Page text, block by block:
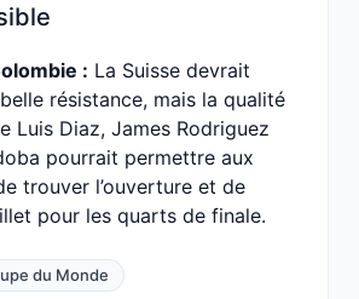
: La Suisse devrait
résistance, mais la qualité
Luis Diaz, James Rodriguez
pourrait permettre aux
trouver l’ouverture et de
pour les quarts de finale.
du Monde